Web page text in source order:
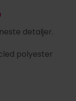
detaljer.
polyester